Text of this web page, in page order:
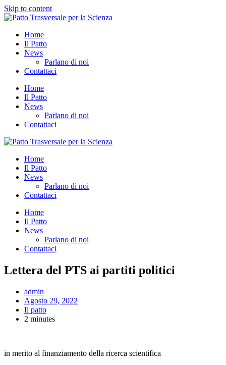
Skip to content
Home
Il Patto
News
Parlano di noi
Contattaci
Home
Il Patto
News
Parlano di noi
Contattaci
Home
Il Patto
News
Parlano di noi
Contattaci
Home
Il Patto
News
Parlano di noi
Contattaci
Lettera del PTS ai partiti politici
admin
Agosto 29, 2022
Il patto
2 minutes
in merito al finanziamento della ricerca scientifica